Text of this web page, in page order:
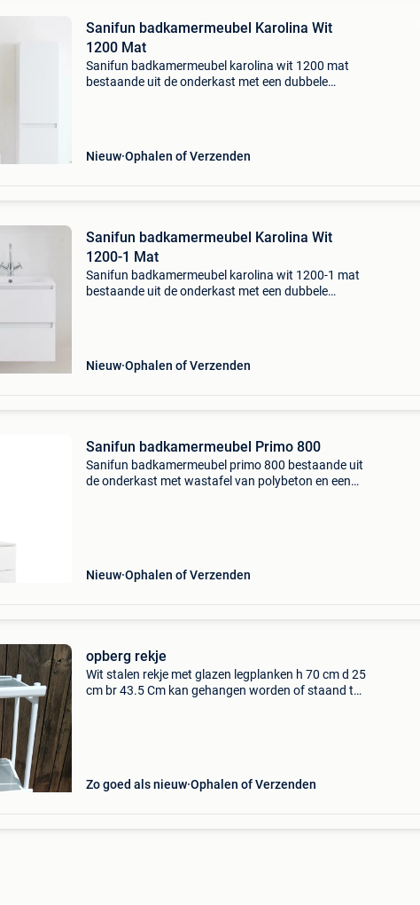
Sanifun badkamermeubel Karolina Wit
1200 Mat
Sanifun badkamermeubel karolina wit 1200 mat
bestaande uit de onderkast met een dubbele
Nieuw Ophalen of Verzenden
Sanifun badkamermeubel Karolina Wit
1200-1 Mat
Sanifun badkamermeubel karolina wit 1200-1 mat
bestaande uit de onderkast met een dubbele
Nieuw Ophalen of Verzenden
Sanifun badkamermeubel Primo 800
Sanifun badkamermeubel primo 800 bestaande uit
de onderkast met wastafel van polybeton en een
Nieuw Ophalen of Verzenden
opberg rekje
Wit stalen rekje met glazen legplanken h 70 cm d 25
cm br 43.5 Cm kan gehangen worden of staand te
Zo goed als nieuw Ophalen of Verzenden